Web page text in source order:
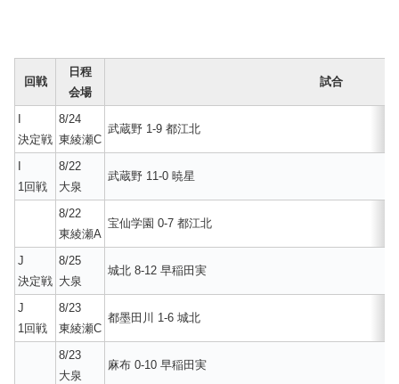
回戦
日程
会場
試合
決定戦
8/24
東綾瀬C
武蔵野 1-9 都江北
1回戦
8/22
大泉
武蔵野 11-0 暁星
8/22
東綾瀬A
宝仙学園 0-7 都江北
J
決定戦
8/25
大泉
城北 8-12 早稲田実
J
1回戦
8/23
東綾瀬C
都墨田川 1-6 城北
8/23
大泉
麻布 0-10 早稲田実